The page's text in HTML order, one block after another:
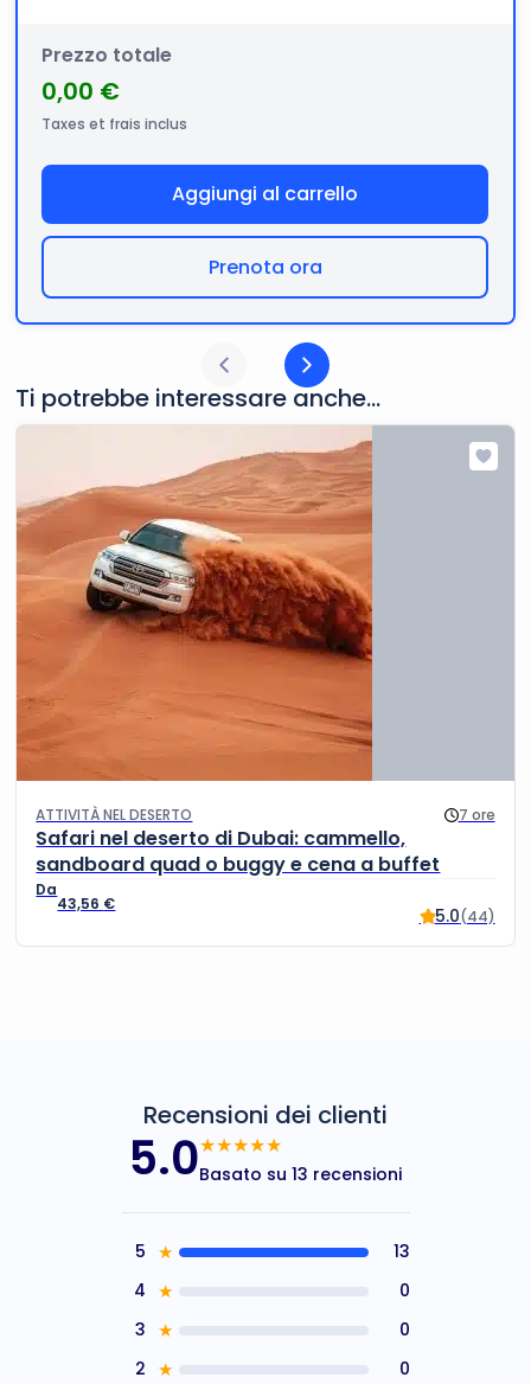
Prezzo totale
0,00 €
Taxes et frais inclus
Aggiungi al carrello
Prenota ora
Ti potrebbe interessare anche...
ATTIVITÀ NEL DESERTO 7 ore
Safari nel deserto di Dubai: cammello,
sandboard quad o buggy e cena a buffet
43,56 €
5.0(44)
Recensioni dei clienti
5.0★★★★★
Basato su 13 recensioni
5 ★
13
4 ★
0
3 ★
0
2 ★
0